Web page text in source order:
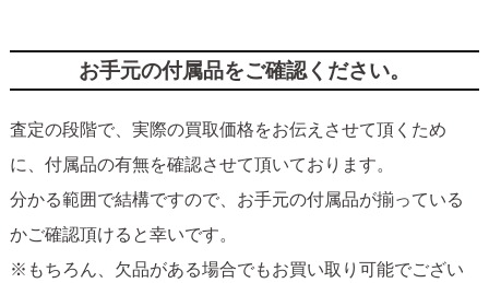
お手元の付属品をご確認ください。
査定の段階で、実際の買取価格をお伝えさせて頂くため
に、付属品の有無を確認させて頂いております。
分かる範囲で結構ですので、お手元の付属品が揃っている
かご確認頂けると幸いです。
※もちろん、欠品がある場合でもお買い取り可能でござい